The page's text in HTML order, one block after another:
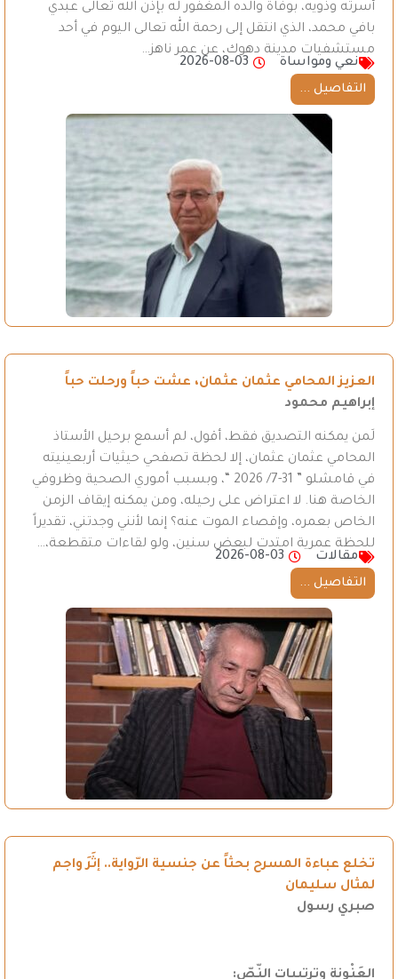
أسرته وذويه، بوفاة والده المغفور له بإذن الله تعالى عبدي
بافي محمد، الذي انتقل إلى رحمة الله تعالى اليوم في أحد
مستشفيات مدينة دهوك، عن عمر ناهز…
نعي ومواساة
2026-08-03
التفاصيل ...
العزيز المحامي عثمان عثمان، عشت حباً ورحلت حباً
إبراهيم محمود
لَمن يمكنه التصديق فقط، أقول، لم أسمع برحيل الأستاذ
المحامي عثمان عثمان، إلا لحظة تصفحي حيثيات أربعينيته
في قامشلو ” 31-7/ 2026 “، وبسبب أموري الصحية وظروفي
الخاصة هنا. لا اعتراض على رحيله، ومن يمكنه إيقاف الزمن
الخاص بعمره، وإقصاء الموت عنه؟ إنما لأنني وجدتني، تقديراً
للحظة عمرية امتدت لبعض سنين، ولو لقاءات متقطعة،…
مقالات
2026-08-03
التفاصيل ...
تخلع عباءة المسرح بحثاً عن جنسية الرّواية.. إثَرَ واجم
لمثال سليمان
صبري رسول
العَنْونة وترتيبات النّصّ: